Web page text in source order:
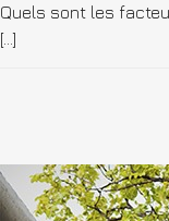
Quels sont les
[…]